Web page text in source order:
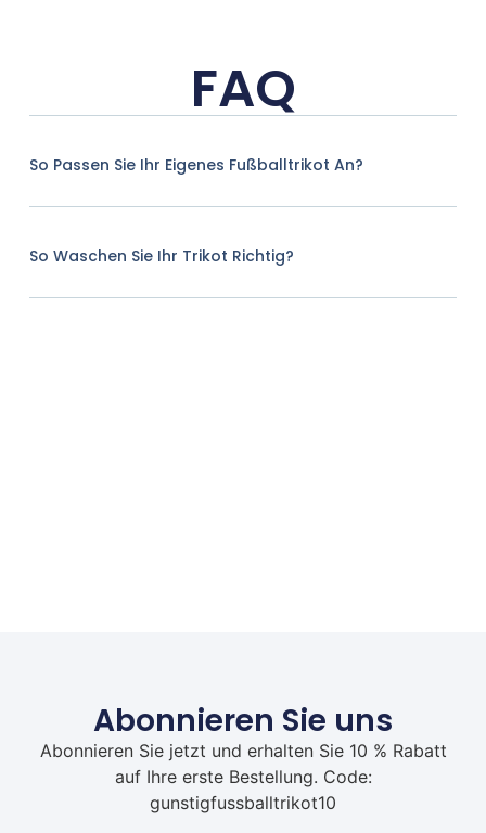
FAQ
So Passen Sie Ihr Eigenes Fußballtrikot An?
So Waschen Sie Ihr Trikot Richtig?
Abonnieren Sie uns
Abonnieren Sie jetzt und erhalten Sie 10 % Rabatt
auf Ihre erste Bestellung. Code:
gunstigfussballtrikot10